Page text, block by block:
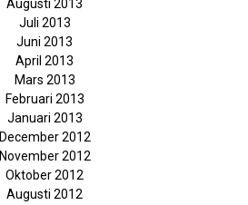
Augusti 2013
Juli 2013
Juni 2013
April 2013
Mars 2013
Februari 2013
Januari 2013
December 2012
November 2012
Oktober 2012
Augusti 2012